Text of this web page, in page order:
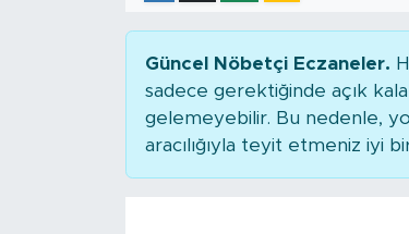
Güncel Nöbetçi Eczaneler.
sadece gerektiğinde açık
gelemeyebilir. Bu nedenle,
aracılığıyla teyit etmeniz iyi